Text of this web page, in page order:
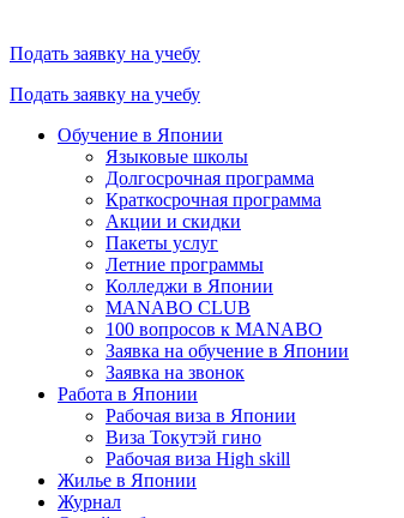
Подать заявку на учебу
Подать заявку на учебу
Обучение в Японии
Языковые школы
Долгосрочная программа
Краткосрочная программа
Акции и скидки
Пакеты услуг
Летние программы
Колледжи в Японии
MANABO CLUB
100 вопросов к MАNABO
Заявка на обучение в Японии
Заявка на звонок
Работа в Японии
Рабочая виза в Японии
Виза Токутэй гино
Рабочая виза High skill
Жилье в Японии
Журнал